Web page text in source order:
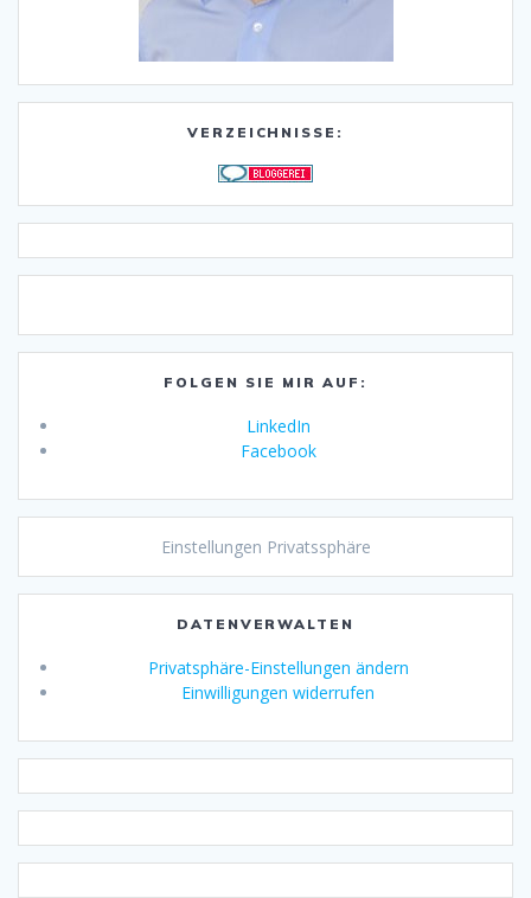
VERZEICHNISSE:
FOLGEN SIE MIR AUF:
LinkedIn
Facebook
Einstellungen Privatssphäre
DATENVERWALTEN
Privatsphäre-Einstellungen ändern
Einwilligungen widerrufen